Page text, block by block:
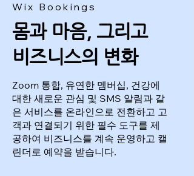
Wix Bookings
몸과 마음, 그리고
비즈니스의 변화
Zoom 통합, 유연한 멤버십, 건강에
대한 새로운 관심 및 SMS 알림과 같
은 서비스를 온라인으로 전환하고 고
객과 연결되기 위한 필수 도구를 제
공하여 비즈니스를 계속 운영하고 캘
린더로 예약을 받습니다.